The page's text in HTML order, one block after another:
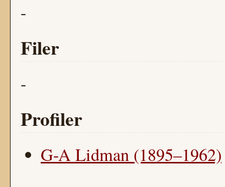
-
Filer
-
Profiler
G-A Lidman (1895–1962)